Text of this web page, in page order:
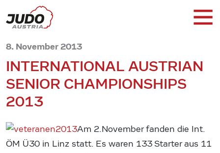
8. November 2013
INTERNATIONAL AUSTRIAN
SENIOR CHAMPIONSHIPS
2013
Am 2.November fanden die Int.
ÖM Ü30 in Linz statt. Es waren 133 Starter aus 11